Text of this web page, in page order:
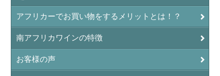
アフリカーでお買い物をするメリットとは！？
南アフリカワインの特徴
お客様の声